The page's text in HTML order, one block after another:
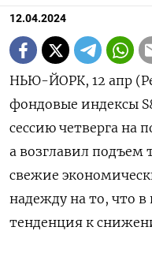
12.04.2024
НЬЮ-ЙОРК, 12 апр
фондовые индексы
сессию четверга на
а возглавил подъем
свежие
надежду на то, что
тенденция к